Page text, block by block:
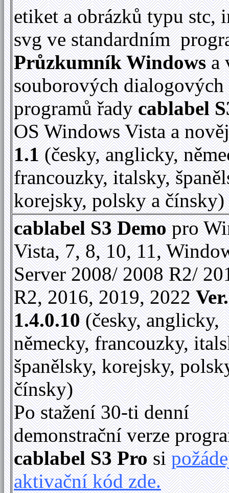
etiket a obrázků typu stc,
svg ve standardním
Průzkumník Windowsa
souborových dialogových
programů řadycablabel
OS Windows Vista a
1.1(česky, anglicky,
francouzky, italsky,
korejsky, polsky a čínsky)
cablabel S3 Demopro
Vista, 7, 8, 10, 11,
Server 2008/ 2008 R2/
R2, 2016, 2019, 2022Ver.
1.4.0.10(česky, anglicky,
německy, francouzky,
španělsky, korejsky,
čínsky)
Po stažení 30-ti denní
demonstrační verze
cablabel S3 Prosi
aktivační kód zde.